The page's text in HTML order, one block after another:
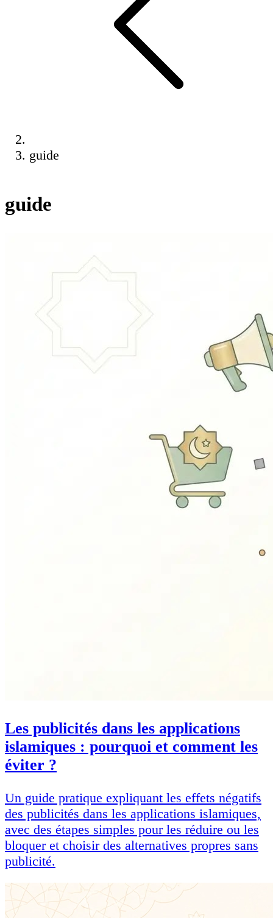
guide
guide
Les publicités dans les applications
islamiques : pourquoi et comment les
éviter ?
Un guide pratique expliquant les effets négatifs
des publicités dans les applications islamiques,
avec des étapes simples pour les réduire ou les
bloquer et choisir des alternatives propres sans
publicité.